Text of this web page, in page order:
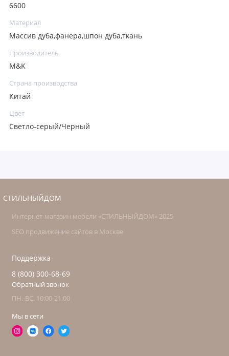
6600
Материал
Массив дуба,фанера,шпон дуба,ткань
Производитель
M&K
Страна производства
Китай
Цвет
Светло-серый/Черный
СТИЛЬНЫЙДОМ
Интернет-магазин мебели «СТИЛЬНЫЙДОМ» 2025
SEO продвижение сайтов в Москве
Поддержка
8 (800) 300-68-69
Обратный звонок
ПН.-ВС. 10:00-21:00
Мы в сети